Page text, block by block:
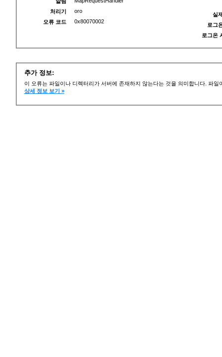
처리기
oro
오류 코드
0x80070002
실
로그
로그온
추가 정보:
이 오류는 파일이나 디렉터리가 서버에 존재하지 않는다는 것을 의미합니다. 파
상세 정보 보기 »